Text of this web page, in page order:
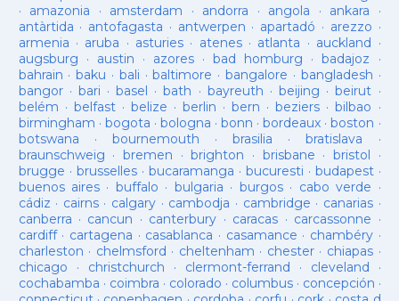
· amazonia · amsterdam · andorra · angola · ankara ·
antàrtida · antofagasta · antwerpen · apartadó · arezzo ·
armenia · aruba · asturies· atenes· atlanta · auckland ·
augsburg · austin · azores·bad homburg ·badajoz ·
bahrain ·baku · bali ·baltimore ·bangalore · bangladesh ·
bangor· bari ·basel ·bath · bayreuth ·beijing ·beirut ·
belém · belfast· belize · berlin ·bern ·beziers ·bilbao ·
birmingham · bogota · bologna ·bonn ·bordeaux ·boston ·
botswana · bournemouth ·brasilia ·bratislava ·
braunschweig · bremen ·brighton · brisbane · bristol ·
brugge · brusselles· bucaramanga · bucuresti · budapest·
buenos aires· buffalo · bulgaria · burgos· cabo verde ·
cádiz · cairns· calgary · cambodja · cambridge · canarias·
canberra · cancun · canterbury · caracas · carcassonne ·
cardiff· cartagena · casablanca · casamance · chambéry·
charleston · chelmsford · cheltenham · chester· chiapas ·
chicago · christchurch · clermont-ferrand · cleveland ·
cochabamba · coimbra · colorado · columbus· concepción ·